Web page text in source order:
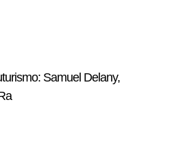
Samuel Delany,